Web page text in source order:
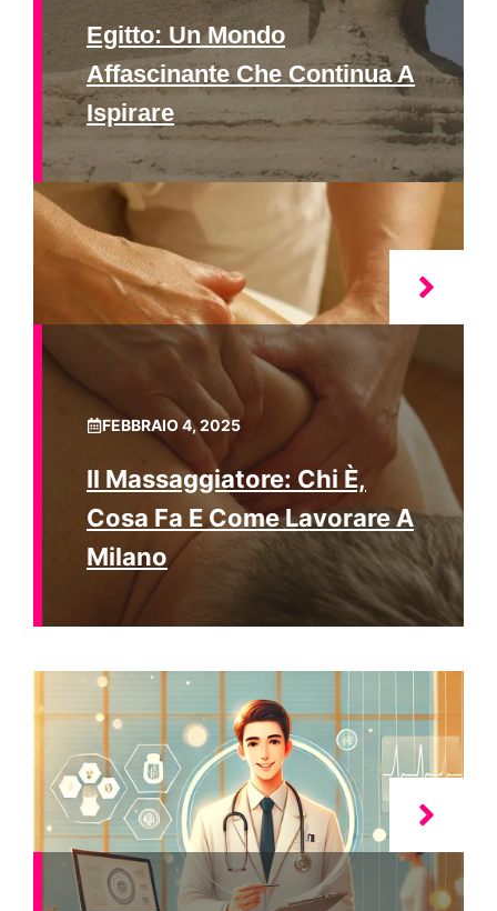
Egitto: Un Mondo
Affascinante Che Continua A
Ispirare
FEBBRAIO 4, 2025
Il Massaggiatore: Chi È,
Cosa Fa E Come Lavorare A
Milano